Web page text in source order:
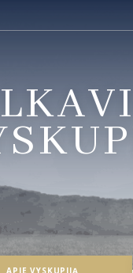
APIE VYSKUPIJĄ